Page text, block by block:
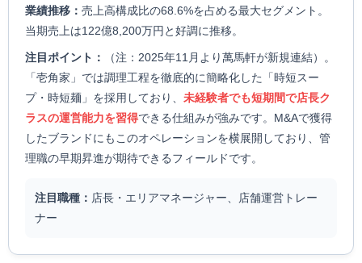
業績推移： 売上高構成比の68.6%を占める最大セグメント。
当期売上は122億8,200万円と好調に推移。
注目ポイント：
（注：2025年11月より萬馬軒が新規連結）。
「壱角家」では調理工程を徹底的に簡略化した「時短スー
プ・時短麺」を採用しており、 未経験者でも短期間で店長ク
ラスの運営能力を習得できる仕組みが強みです。M&Aで獲得
したブランドにもこのオペレーションを横展開しており、管
理職の早期昇進が期待できるフィールドです。
注目職種： 店長・エリアマネージャー、店舗運営トレー
ナー